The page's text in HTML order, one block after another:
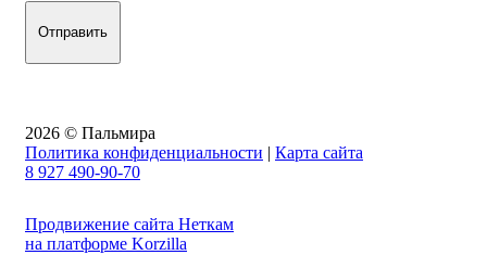
2026 © Пальмира
Политика конфиденциальности | Карта сайта
8 927 490-90-70
Продвижение сайта Неткам
на платформе Korzilla